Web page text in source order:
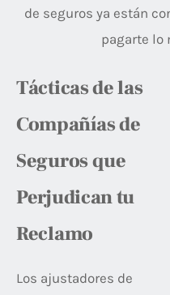
de seguros ya están
pagarte lo
Tácticas de las
Compañías de
Seguros que
Perjudican tu
Reclamo
Los ajustadores de